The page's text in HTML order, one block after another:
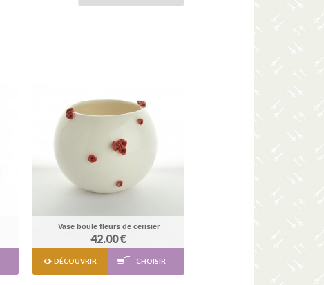
Vase boule fleurs de cerisier
42.00 €
DÉCOUVRIR CHOISIR